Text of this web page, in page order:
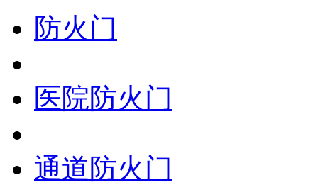
防火门
医院防火门
通道防火门